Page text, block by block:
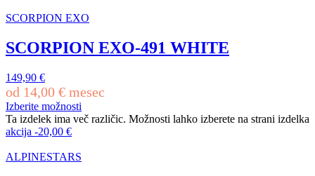
SCORPION EXO
SCORPION EXO-491 WHITE
149,90 €
od 14,00 € mesec
Izberite možnosti
Ta izdelek ima več različic. Možnosti lahko izberete na strani izdelka
akcija -20,00 €
ALPINESTARS